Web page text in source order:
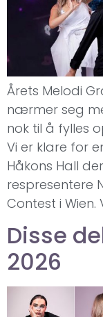
Årets Melodi
nærmer seg
nok til å fylles
Vi er klare for
Håkons Hall
respresentere
Contest i Wien.
Disse
2026